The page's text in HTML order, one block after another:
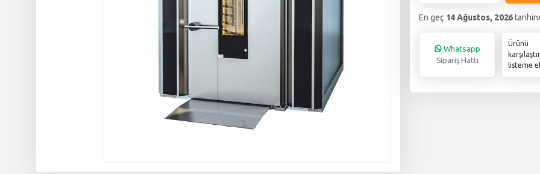
En geç 14 Ağustos, 2026
Whatsapp
Sipariş Hattı
Ürünü
listeme